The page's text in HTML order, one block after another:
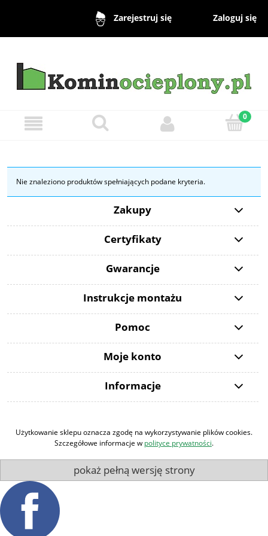
Zarejestruj się Zaloguj się
Nie znaleziono produktów spełniających podane kryteria.
Zakupy
Certyfikaty
Gwarancje
Instrukcje montażu
Pomoc
Moje konto
Informacje
Użytkowanie sklepu oznacza zgodę na wykorzystywanie plików cookies.
Szczegółowe informacje w polityce prywatności.
pokaż pełną wersję strony